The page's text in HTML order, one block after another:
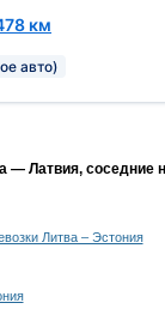
км
авто)
— Латвия, соседние
Литва – Эстония